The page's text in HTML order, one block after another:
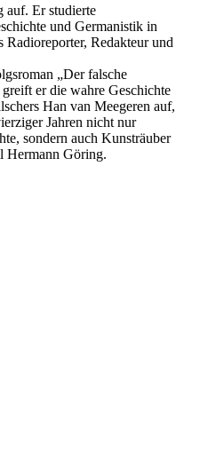
auf. Er studierte
und Germanistik in
Radioreporter, Redakteur und
„Der falsche
er die wahre Geschichte
Han van Meegeren auf,
Jahren nicht nur
sondern auch Kunsträuber
Hermann Göring.